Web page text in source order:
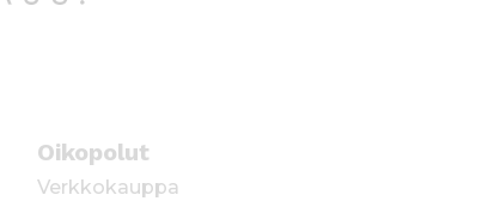
Oikopolut
Verkkokauppa